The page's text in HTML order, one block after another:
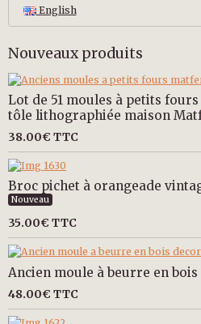
English
Nouveaux produits
Lot de 51 moules à petits
tôle lithographiée maison
38.00€ TTC
Broc pichet à orangeade
Nouveau
35.00€ TTC
Ancien moule à beurre en bois
48.00€ TTC